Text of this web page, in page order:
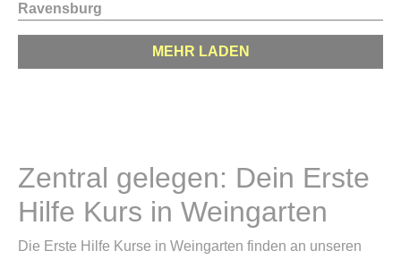
Ravensburg
MEHR LADEN
Zentral gelegen: Dein Erste
Hilfe Kurs in Weingarten
Die Erste Hilfe Kurse in Weingarten finden an unseren